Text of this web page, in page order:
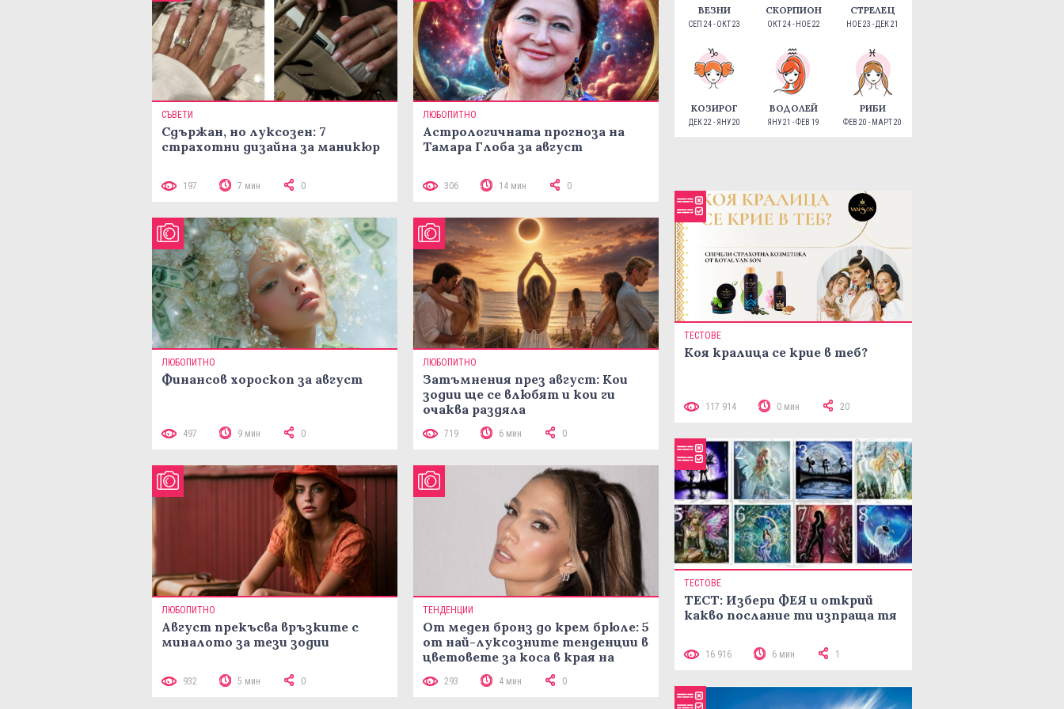
СЪВЕТИ
Сдържан, но луксозен: 7
страхотни дизайна за маникюр
197 7 мин 0
ЛЮБОПИТНО
Астрологичната прогноза на
Тамара Глоба за август
306 14 мин 0
ЛЮБОПИТНО
Финансов хороскоп за август
497 9 мин 0
ЛЮБОПИТНО
Затъмнения през август: Кои
зодии ще се влюбят и кои ги
очаква раздяла
719 6 мин 0
ЛЮБОПИТНО
Август прекъсва връзките с
миналото за тези зодии
932 5 мин 0
ТЕНДЕНЦИИ
От меден бронз до крем брюле: 5
от най-луксозните тенденции в
цветовете за коса в края на
293 4 мин 0
ВЕЗНИ
СЕП 24 - ОКТ 23
СКОРПИОН
ОКТ 24 - НОЕ 22
СТРЕЛЕЦ
НОЕ 23 - ДЕК 21
КОЗИРОГ
ДЕК 22 - ЯНУ 20
ВОДОЛЕЙ
ЯНУ 21 - ФЕВ 19
РИБИ
ФЕВ 20 - МАРТ 20
ТЕСТОВЕ
Коя кралица се крие в теб?
117 914 0 мин 20
ТЕСТОВЕ
ТЕСТ: Избери ФЕЯ и открий
какво послание ти изпраща тя
16 916 6 мин 1